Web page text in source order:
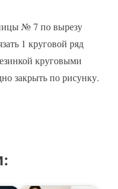
№ 7 по вырезу
1 круговой ряд
круговыми
закрыть по рисунку.